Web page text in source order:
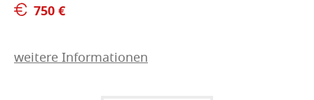
750 €
weitere Informationen